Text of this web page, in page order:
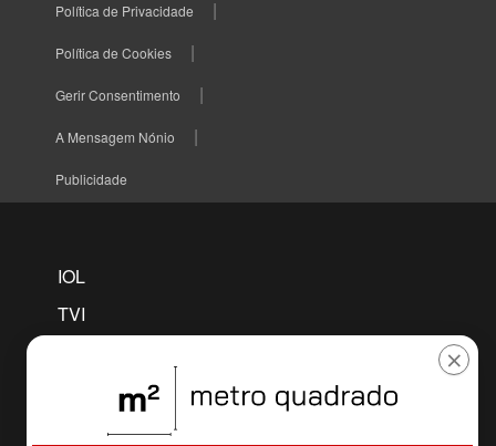
Política de Privacidade
Política de Cookies
Gerir Consentimento
A Mensagem Nónio
Publicidade
IOL
TVI
MAISFUTEBOL
×